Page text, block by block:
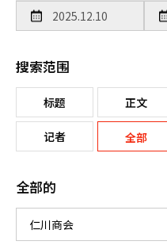
搜索范围
标题 正文
记者 全部
全部的